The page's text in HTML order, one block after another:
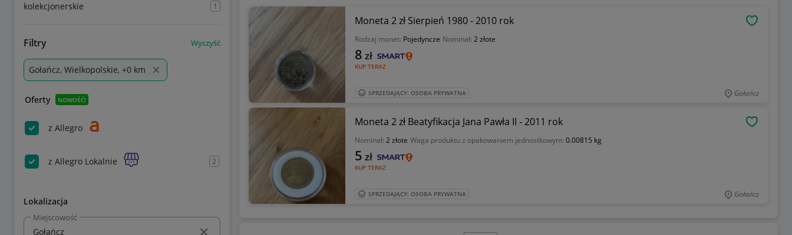
kolekcjonerskie 1
Filtry Wyczyść
Gołańcz, Wielkopolskie, +0 km
Oferty NOWOŚĆ!
z Allegro
z Allegro Lokalnie 2
Lokalizacja
Miejscowość
Moneta 2 zł Sierpień 1980 - 2010 rok
Rodzaj monet: Pojedyncze Nominał: 2 złote
KUP TERAZ
8 zł
SPRZEDAJĄCY: OSOBA PRYWATNA Gołańcz
Moneta 2 zł Beatyfikacja Jana Pawła II - 2011 rok
Nominał: 2 złote Waga produktu z opakowaniem jednostkowym: 0.00815 kg
KUP TERAZ
5 zł
SPRZEDAJĄCY: OSOBA PRYWATNA Gołańcz